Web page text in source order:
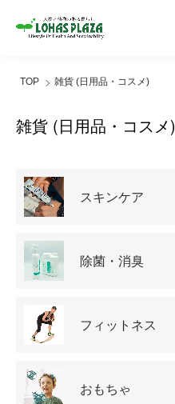
TOP 雑貨 (日用品・コスメ)
雑貨 (日用品・コスメ)
スキンケア
除菌・消臭
フィットネス
おもちゃ